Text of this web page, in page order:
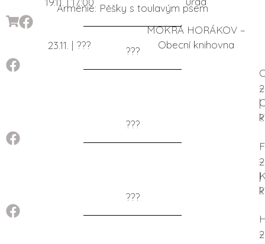
Arménie: Pěšky s toulavým psem
23.11. | ???
MOKRÁ HORÁKOV –
Obecní knihovna
???
|
–
???
|
–
???
–